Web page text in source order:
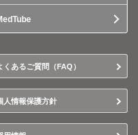
くあるご質問（FAQ）
人情報保護方針